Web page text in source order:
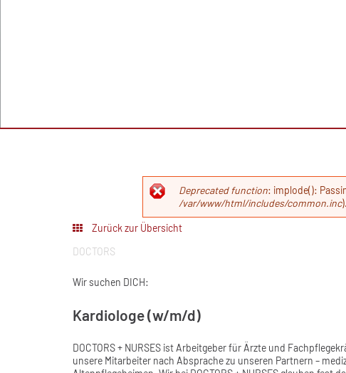
Deprecated function: implode():
/var/www/html/includes/common.inc).
Zurück zur Übersicht
DOCTORS
Wir suchen DICH:
Kardiologe (w/m/d)
DOCTORS + NURSES ist Arbeitgeber für Ärzte und
unsere Mitarbeiter nach Absprache zu unseren Partnern –